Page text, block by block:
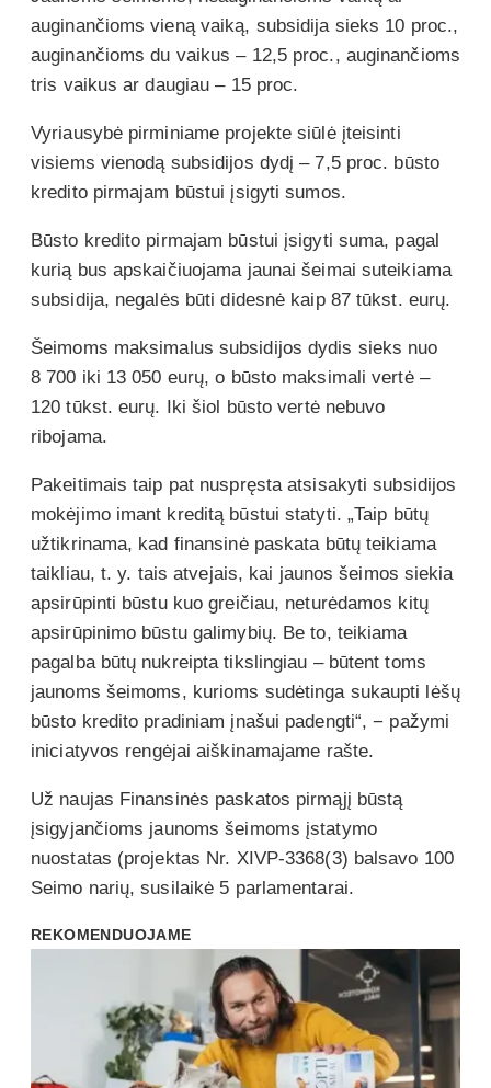
auginančioms vieną vaiką, subsidija sieks 10 proc.,
auginančioms du vaikus – 12,5 proc., auginančioms
tris vaikus ar daugiau – 15 proc.
Vyriausybė pirminiame projekte siūlė įteisinti
visiems vienodą subsidijos dydį – 7,5 proc. būsto
kredito pirmajam būstui įsigyti sumos.
Būsto kredito pirmajam būstui įsigyti suma, pagal
kurią bus apskaičiuojama jaunai šeimai suteikiama
subsidija, negalės būti didesnė kaip 87 tūkst. eurų.
Šeimoms maksimalus subsidijos dydis sieks nuo
8 700 iki 13 050 eurų, o būsto maksimali vertė –
120 tūkst. eurų. Iki šiol būsto vertė nebuvo
ribojama.
Pakeitimais taip pat nuspręsta atsisakyti subsidijos
mokėjimo imant kreditą būstui statyti. „Taip būtų
užtikrinama, kad finansinė paskata būtų teikiama
taikliau, t. y. tais atvejais, kai jaunos šeimos siekia
apsirūpinti būstu kuo greičiau, neturėdamos kitų
apsirūpinimo būstu galimybių. Be to, teikiama
pagalba būtų nukreipta tikslingiau – būtent toms
jaunoms šeimoms, kurioms sudėtinga sukaupti lėšų
būsto kredito pradiniam įnašui padengti“, − pažymi
iniciatyvos rengėjai aiškinamajame rašte.
Už naujas Finansinės paskatos pirmąjį būstą
įsigyjančioms jaunoms šeimoms įstatymo
nuostatas (projektas Nr. XIVP-3368(3) balsavo 100
Seimo narių, susilaikė 5 parlamentarai.
REKOMENDUOJAME